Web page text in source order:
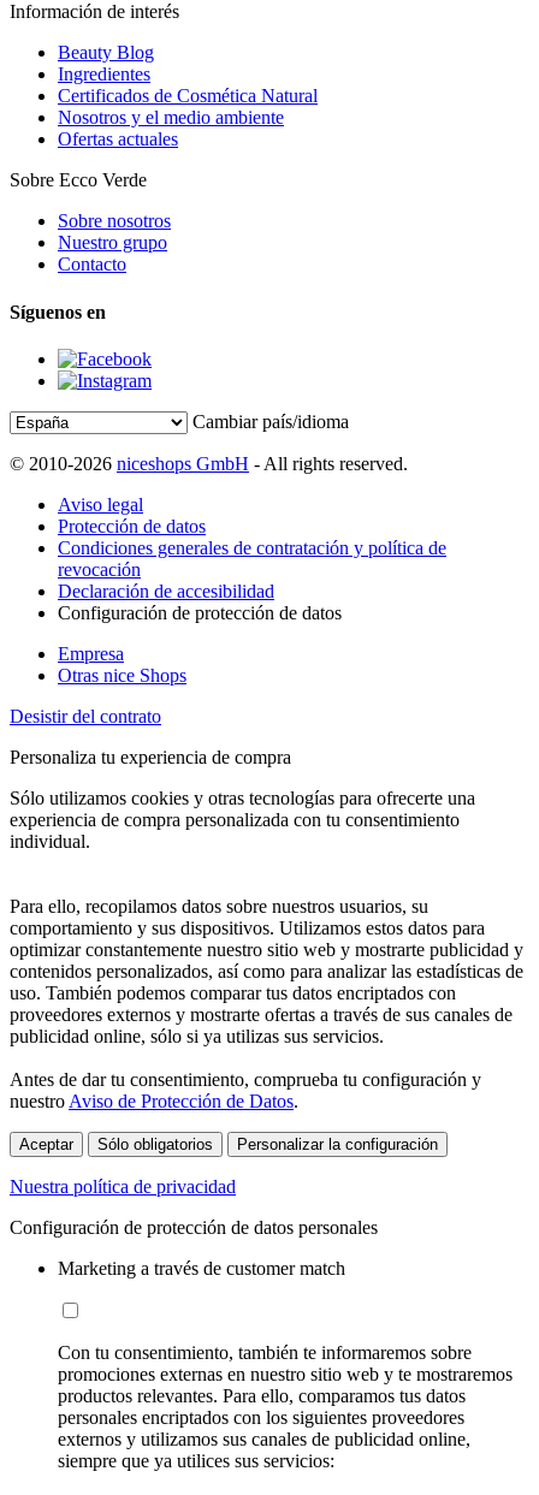
Información de interés
Beauty Blog
Ingredientes
Certificados de Cosmética Natural
Nosotros y el medio ambiente
Ofertas actuales
Sobre Ecco Verde
Sobre nosotros
Nuestro grupo
Contacto
Síguenos en
Cambiar país/idioma
© 2010-2026 niceshops GmbH - All rights reserved.
Aviso legal
Protección de datos
Condiciones generales de contratación y política de
revocación
Declaración de accesibilidad
Configuración de protección de datos
Empresa
Otras nice Shops
Desistir del contrato
Personaliza tu experiencia de compra
Sólo utilizamos cookies y otras tecnologías para ofrecerte una
experiencia de compra personalizada con tu consentimiento
individual.
Para ello, recopilamos datos sobre nuestros usuarios, su
comportamiento y sus dispositivos. Utilizamos estos datos para
optimizar constantemente nuestro sitio web y mostrarte publicidad y
contenidos personalizados, así como para analizar las estadísticas de
uso. También podemos comparar tus datos encriptados con
proveedores externos y mostrarte ofertas a través de sus canales de
publicidad online, sólo si ya utilizas sus servicios.
Antes de dar tu consentimiento, comprueba tu configuración y
nuestro Aviso de Protección de Datos.
Aceptar Sólo obligatorios Personalizar la configuración
Nuestra política de privacidad
Configuración de protección de datos personales
Marketing a través de customer match
Con tu consentimiento, también te informaremos sobre
promociones externas en nuestro sitio web y te mostraremos
productos relevantes. Para ello, comparamos tus datos
personales encriptados con los siguientes proveedores
externos y utilizamos sus canales de publicidad online,
siempre que ya utilices sus servicios: